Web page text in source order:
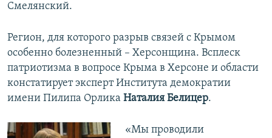
Смелянский.
Регион, для которого разрыв связей с Крымом
особенно болезненный – Херсонщина. Всплеск
патриотизма в вопросе Крыма в Херсоне и области
констатирует эксперт Института демократии
имени Пилипа Орлика Наталия Белицер.
«Мы проводили